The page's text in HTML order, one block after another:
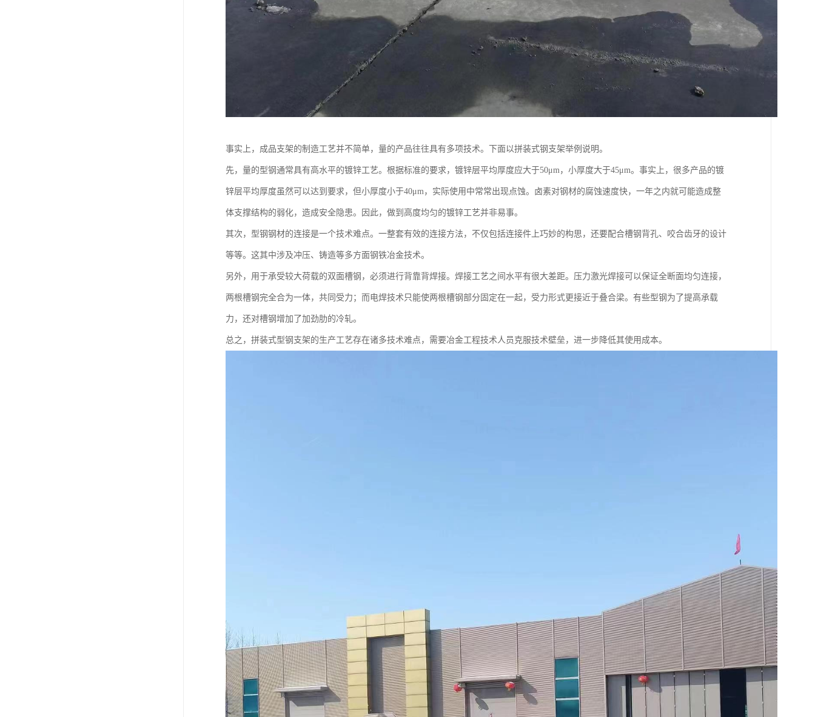
事实上，成品支架的制造工艺并不简单，量的产品往往具有多项技术。下面以拼装式钢支架举例说明。
先，量的型钢通常具有高水平的镀锌工艺。根据标准的要求，镀锌层平均厚度应大于50μm，小厚度大于45μm。事实上，很多产品的镀
锌层平均厚度虽然可以达到要求，但小厚度小于40μm，实际使用中常常出现点蚀。卤素对钢材的腐蚀速度快，一年之内就可能造成整
体支撑结构的弱化，造成安全隐患。因此，做到高度均匀的镀锌工艺并非易事。
其次，型钢钢材的连接是一个技术难点。一整套有效的连接方法，不仅包括连接件上巧妙的构思，还要配合槽钢背孔、咬合齿牙的设计
等等。这其中涉及冲压、铸造等多方面钢铁冶金技术。
另外，用于承受较大荷载的双面槽钢，必须进行背靠背焊接。焊接工艺之间水平有很大差距。压力激光焊接可以保证全断面均匀连接，
两根槽钢完全合为一体，共同受力；而电焊技术只能使两根槽钢部分固定在一起，受力形式更接近于叠合梁。有些型钢为了提高承载
力，还对槽钢增加了加劲肋的冷轧。
总之，拼装式型钢支架的生产工艺存在诸多技术难点，需要冶金工程技术人员克服技术壁垒，进一步降低其使用成本。